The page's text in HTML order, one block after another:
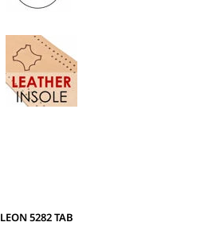
LEON 5282 TAB